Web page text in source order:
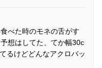
べた時のモネの舌がす
想はしてた、てか幅30c
るけどどんなアクロバッ